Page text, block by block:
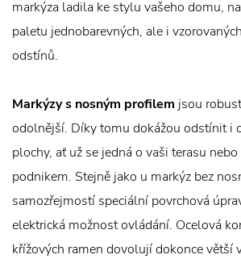
markýza ladila ke stylu vašeho domu,
paletu jednobarevných, ale i
odstínů.
Markýzy s nosným profilem jsou
odolnější. Díky tomu dokážou odstínit i
plochy, ať už se jedná o vaši terasu
podnikem. Stejně jako u markýz bez
samozřejmostí speciální povrchová
elektrická možnost ovládání. Ocelová
křížových ramen dovolují dokonce větší